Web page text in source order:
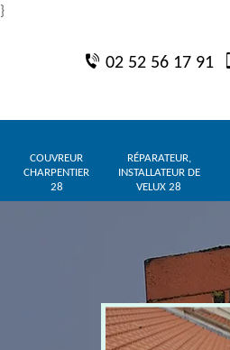
}
02 52 56 17 91
COUVREUR
CHARPENTIER
28
RÉPARATEUR,
INSTALLATEUR DE
VELUX 28